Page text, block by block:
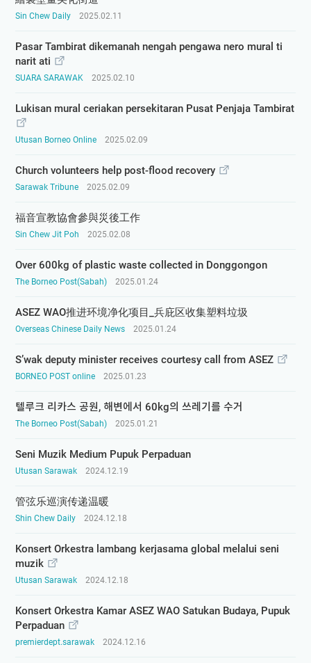
Sin Chew Daily 2025.02.11
Pasar Tambirat dikemanah nengah pengawa nero mural ti
narit ati
SUARA SARAWAK 2025.02.10
Lukisan mural ceriakan persekitaran Pusat Penjaja Tambirat
Utusan Borneo Online 2025.02.09
Church volunteers help post-flood recovery
Sarawak Tribune 2025.02.09
福音宣教協會參與災後工作
Sin Chew Jit Poh 2025.02.08
Over 600kg of plastic waste collected in Donggongon
The Borneo Post(Sabah) 2025.01.24
ASEZ WAO推进环境净化项目_兵庇区收集塑料垃圾
Overseas Chinese Daily News 2025.01.24
S’wak deputy minister receives courtesy call from ASEZ
BORNEO POST online 2025.01.23
텔루크 리카스 공원, 해변에서 60kg의 쓰레기를 수거
The Borneo Post(Sabah) 2025.01.21
Seni Muzik Medium Pupuk Perpaduan
Utusan Sarawak 2024.12.19
管弦乐巡演传递温暖
Shin Chew Daily 2024.12.18
Konsert Orkestra lambang kerjasama global melalui seni
muzik
Utusan Sarawak 2024.12.18
Konsert Orkestra Kamar ASEZ WAO Satukan Budaya, Pupuk
Perpaduan
premierdept.sarawak 2024.12.16